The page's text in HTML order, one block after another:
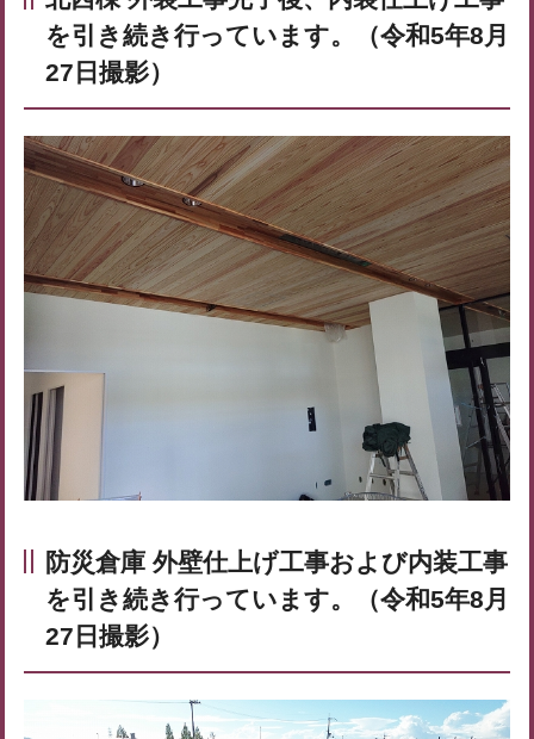
を引き続き行っています。（令和5年8月
27日撮影）
防災倉庫 外壁仕上げ工事および内装工事
を引き続き行っています。（令和5年8月
27日撮影）